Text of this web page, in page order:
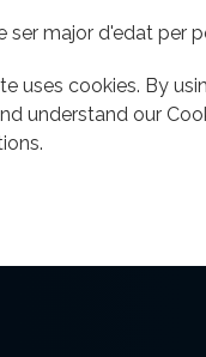
ser major d'edat per
uses cookies. By
understand our